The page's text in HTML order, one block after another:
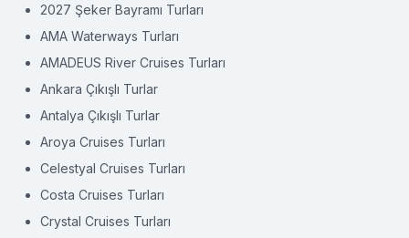
2027 Şeker Bayramı Turları
AMA Waterways Turları
AMADEUS River Cruises Turları
Ankara Çıkışlı Turlar
Antalya Çıkışlı Turlar
Aroya Cruises Turları
Celestyal Cruises Turları
Costa Cruises Turları
Crystal Cruises Turları